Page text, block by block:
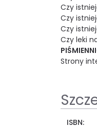
Czy
Czy
Czy
Czy leki
Strony
ISBN: